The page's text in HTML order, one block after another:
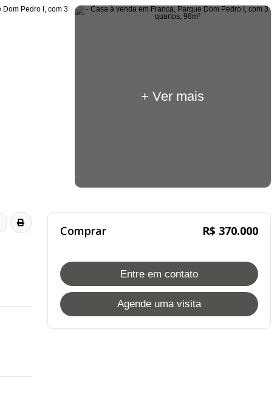
+ Ver mais
Comprar R$ 370.000
Entre em contato
Agende uma visita